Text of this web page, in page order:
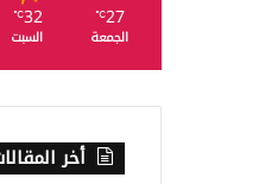
27
℃
الجمعة
32
℃
السبت
أخر